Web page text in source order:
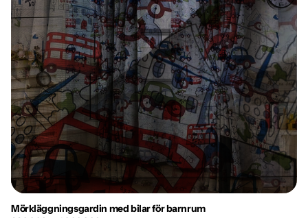
Mörkläggningsgardin med bilar för barnrum